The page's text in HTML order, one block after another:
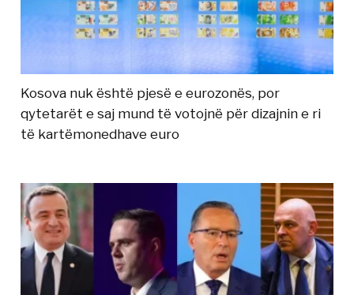
Kosova nuk është pjesë e eurozonës, por
qytetarët e saj mund të votojnë për dizajnin e ri
të kartëmonedhave euro